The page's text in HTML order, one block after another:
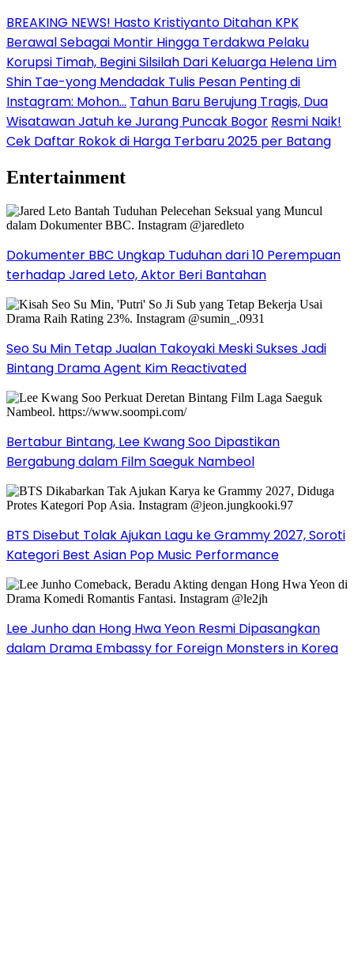
BREAKING NEWS! Hasto Kristiyanto Ditahan KPK
Berawal Sebagai Montir Hingga Terdakwa Pelaku
Korupsi Timah, Begini Silsilah Dari Keluarga Helena Lim
Shin Tae-yong Mendadak Tulis Pesan Penting di
Instagram: Mohon… Tahun Baru Berujung Tragis, Dua
Wisatawan Jatuh ke Jurang Puncak Bogor Resmi Naik!
Cek Daftar Rokok di Harga Terbaru 2025 per Batang
Entertainment
Dokumenter BBC Ungkap Tuduhan dari 10 Perempuan
terhadap Jared Leto, Aktor Beri Bantahan
Seo Su Min Tetap Jualan Takoyaki Meski Sukses Jadi
Bintang Drama Agent Kim Reactivated
Bertabur Bintang, Lee Kwang Soo Dipastikan
Bergabung dalam Film Saeguk Nambeol
BTS Disebut Tolak Ajukan Lagu ke Grammy 2027, Soroti
Kategori Best Asian Pop Music Performance
Lee Junho dan Hong Hwa Yeon Resmi Dipasangkan
dalam Drama Embassy for Foreign Monsters in Korea